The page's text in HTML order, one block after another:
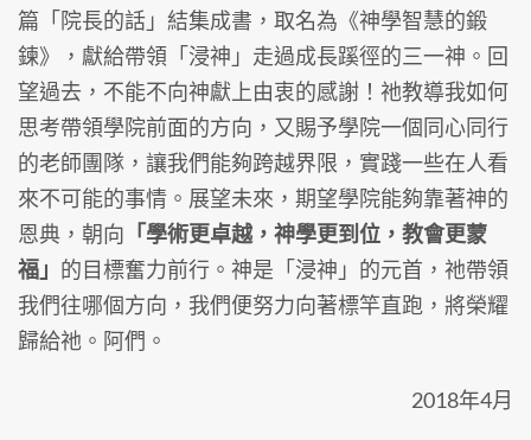
篇「院長的話」結集成書，取名為《神學智慧的鍛
鍊》，獻給帶領「浸神」走過成長蹊徑的三一神。回
望過去，不能不向神獻上由衷的感謝！祂教導我如何
思考帶領學院前面的方向，又賜予學院一個同心同行
的老師團隊，讓我們能夠跨越界限，實踐一些在人看
來不可能的事情。展望未來，期望學院能夠靠著神的
恩典，朝向 「學術更卓越，神學更到位，教會更蒙
福」 的目標奮力前行。神是「浸神」的元首，祂帶領
我們往哪個方向，我們便努力向著標竿直跑，將榮耀
歸給祂。阿們。
2018年4月